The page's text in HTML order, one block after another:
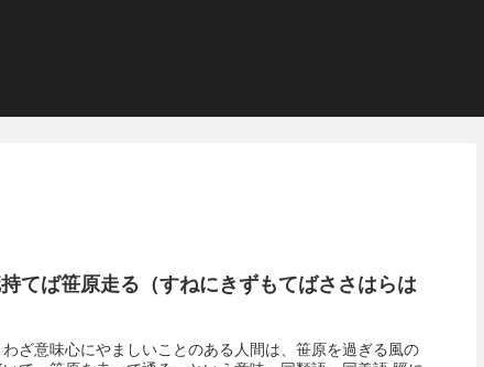
てば笹原走る（すねにきずもてばささはらは
ざ意味心にやましいことのある人間は、笹原を過ぎる風の